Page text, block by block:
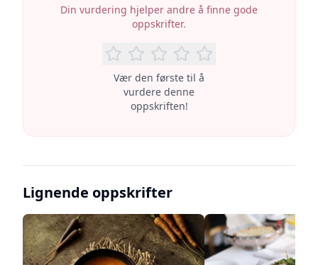
Din vurdering hjelper andre å finne gode
oppskrifter.
Vær den første til å
vurdere denne
oppskriften!
Lignende oppskrifter